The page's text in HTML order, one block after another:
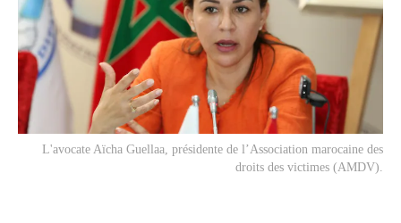
L'avocate Aïcha Guellaa, présidente de l’Association marocaine des
droits des victimes (AMDV).